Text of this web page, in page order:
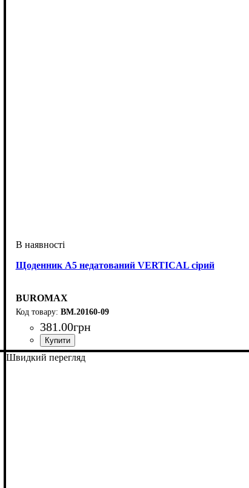
Щоденник А5 недатований VERTICAL сірий
BUROMAX
BM.20160-09
381.00грн
Швидкий перегляд